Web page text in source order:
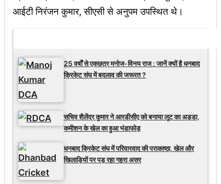
आईटी निरंजन कुमार, सीएसी से अनुपम उपस्थित थे।
25 वर्षों से एकछत्र मनोज-विनय राज : जानें क्यों है धनबाद
क्रिकेट संघ में बदलाव की जरूरत ?
सचिव शैलेंद्र कुमार ने आरडीसीए को बनाया लूट का अड्डा,
कमीशन के खेल का हुआ भंडाफोड़
धनबाद क्रिकेट संघ में परिवारवाद की पराकाष्ठा, खेल और
खिलाड़ियों पर पड़ रहा गहरा असर